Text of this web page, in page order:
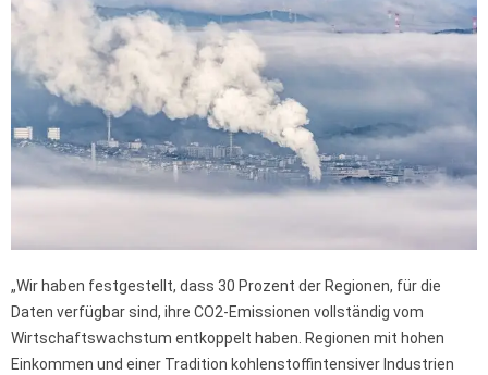
„Wir haben festgestellt, dass 30 Prozent der Regionen, für die
Daten verfügbar sind, ihre CO2-Emissionen vollständig vom
Wirtschaftswachstum entkoppelt haben. Regionen mit hohen
Einkommen und einer Tradition kohlenstoffintensiver Industrien